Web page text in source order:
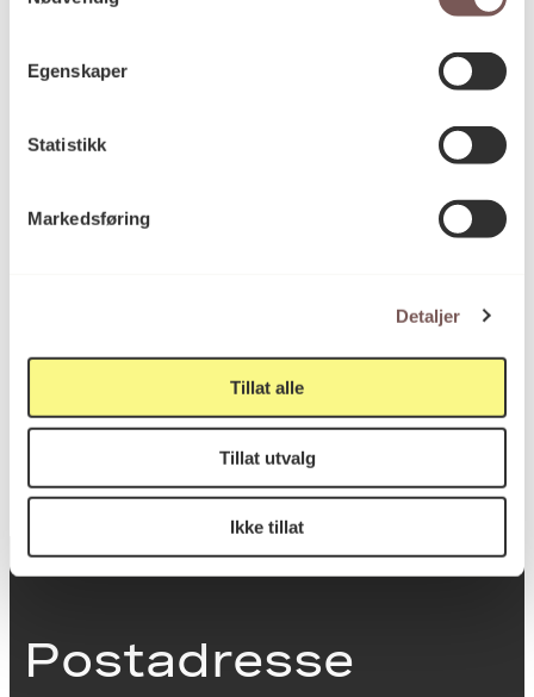
Egenskaper
Statistikk
Markedsføring
Detaljer
Tillat alle
Tillat utvalg
Ikke tillat
materiale
KORO.003963
Postadresse